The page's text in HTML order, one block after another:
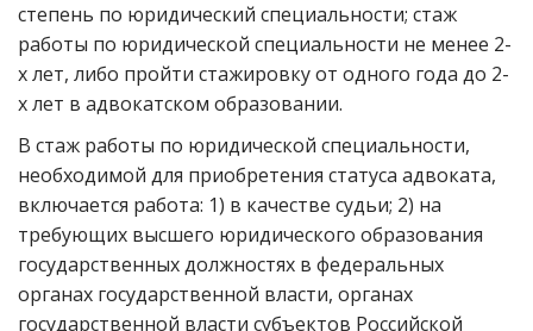
степень по юридический специальности; стаж
работы по юридической специальности не менее 2-
х лет, либо пройти стажировку от одного года до 2-
х лет в адвокатском образовании.
В стаж работы по юридической специальности,
необходимой для приобретения статуса адвоката,
включается работа: 1) в качестве судьи; 2) на
требующих высшего юридического образования
государственных должностях в федеральных
органах государственной власти, органах
государственной власти субъектов Российской